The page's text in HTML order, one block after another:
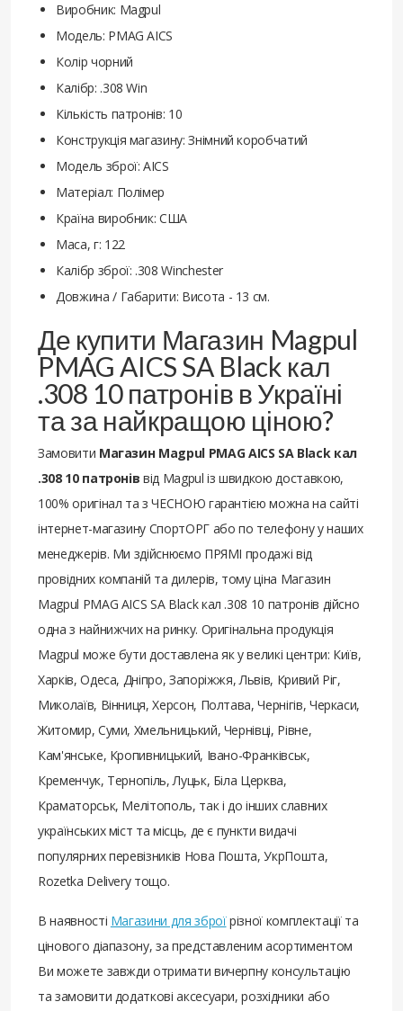
Виробник: Magpul
Модель: PMAG AICS
Колір чорний
Калібр: .308 Win
Кількість патронів: 10
Конструкція магазину: Знімний коробчатий
Модель зброї: AICS
Матеріал: Полімер
Країна виробник: США
Маса, г: 122
Калібр зброї: .308 Winchester
Довжина / Габарити: Висота - 13 см.
Де купити Магазин Magpul
PMAG AICS SA Black кал
.308 10 патронів в Україні
та за найкращою ціною?
Замовити Магазин Magpul PMAG AICS SA Black кал
.308 10 патронів від Magpul із швидкою доставкою,
100% оригінал та з ЧЕСНОЮ гарантією можна на сайті
інтернет-магазину СпортОРГ або по телефону у наших
менеджерів. Ми здійснюємо ПРЯМІ продажі від
провідних компаній та дилерів, тому ціна Магазин
Magpul PMAG AICS SA Black кал .308 10 патронів дійсно
одна з найнижчих на ринку. Оригінальна продукція
Magpul може бути доставлена ​​як у великі центри: Київ,
Харків, Одеса, Дніпро, Запоріжжя, Львів, Кривий Ріг,
Миколаїв, Вінниця, Херсон, Полтава, Чернігів, Черкаси,
Житомир, Суми, Хмельницький, Чернівці, Рівне,
Кам'янське, Кропивницький, Івано-Франківськ,
Кременчук, Тернопіль, Луцьк, Біла Церква,
Краматорськ, Мелітополь, так і до інших славних
українських міст та місць, де є пункти видачі
популярних перевізників Нова Пошта, УкрПошта,
Rozetka Delivery тощо.
В наявності Магазини для зброїрізної комплектації та
цінового діапазону, за представленим асортиментом
Ви можете завжди отримати вичерпну консультацію
та замовити додаткові аксесуари, розхідники або